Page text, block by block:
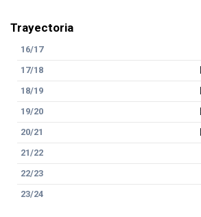
Trayectoria
16/17
17/18
18/19
19/20
20/21
21/22
22/23
23/24